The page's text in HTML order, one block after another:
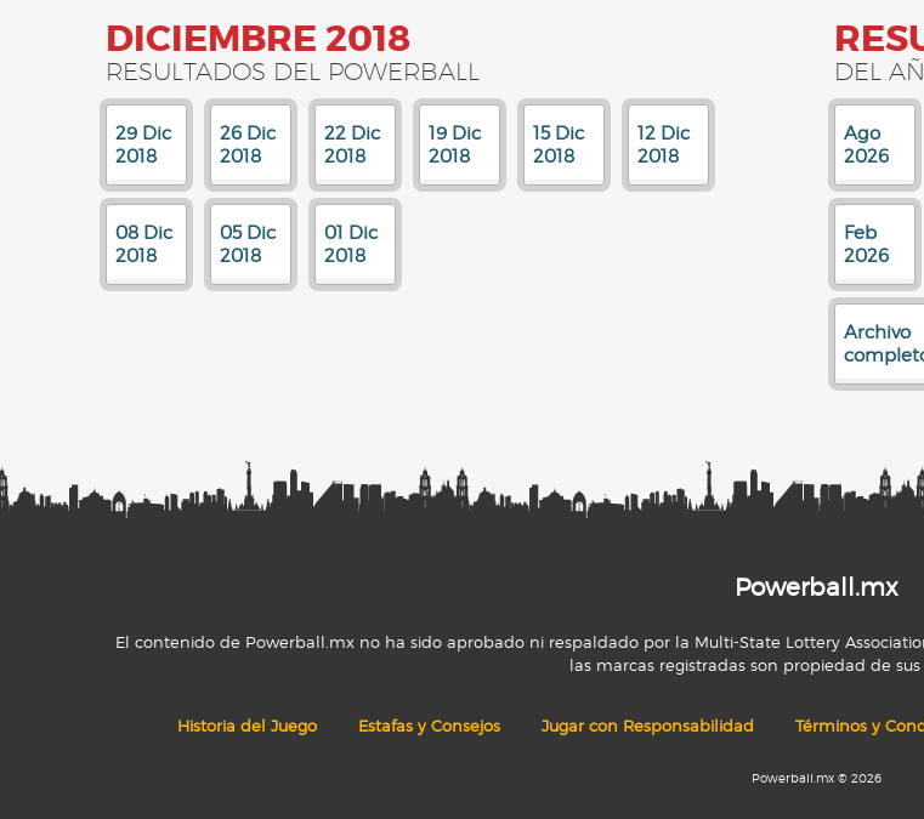
DICIEMBRE 2018
RESULTADOS DEL POWERBALL
29 Dic
2018
26 Dic
2018
22 Dic
2018
19 Dic
2018
15 Dic
2018
12 Dic
2018
08 Dic
2018
05 Dic
2018
01 Dic
2018
DEL
Ago
2026
Feb
2026
Archivo
Powerball.mx
El contenido de Powerball.mx no ha sido aprobado ni respaldado por la Multi-State Lottery
las marcas registradas son propiedad de
Historia del Juego Estafas y Consejos Jugar con Responsabilidad Términos y
Powerball.mx © 2026